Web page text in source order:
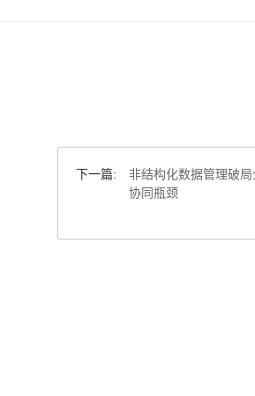
下一篇:
非结构化数据管理破
协同瓶颈